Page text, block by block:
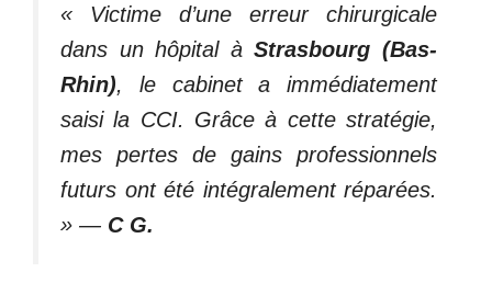
« Victime d’une erreur chirurgicale
dans un hôpital àStrasbourg (Bas-
Rhin), le cabinet a immédiatement
saisi la CCI. Grâce à cette stratégie,
mes pertes de gains professionnels
futurs ont été intégralement réparées.
» — C G.